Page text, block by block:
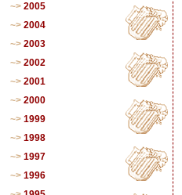
2005
2004
2003
2002
2001
2000
1999
1998
1997
1996